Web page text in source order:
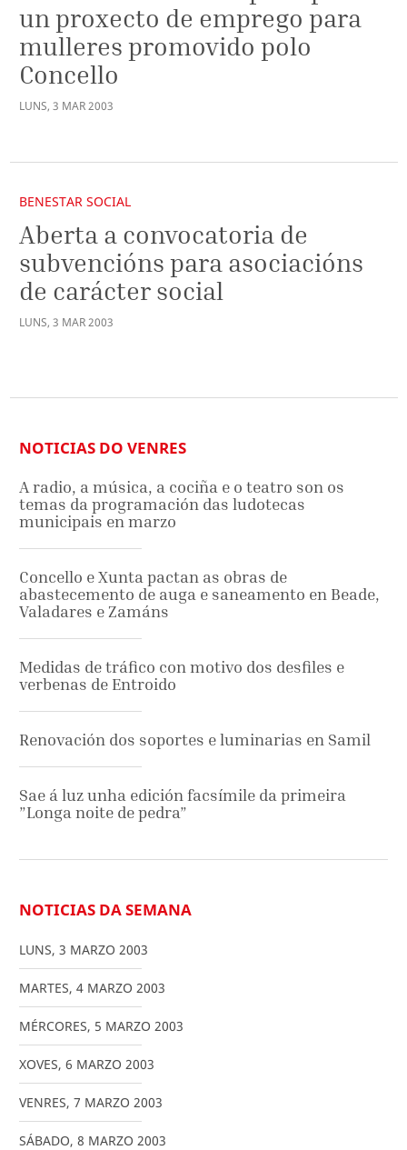
un proxecto de emprego para
mulleres promovido polo
Concello
LUNS, 3 MAR2003
BENESTAR SOCIAL
Aberta a convocatoria de
subvencións para asociacións
de carácter social
LUNS, 3 MAR2003
NOTICIAS DO VENRES
A radio, a música, a cociña e o teatro son os
temas da programación das ludotecas
municipais en marzo
Concello e Xunta pactan as obras de
abastecemento de auga e saneamento en Beade,
Valadares e Zamáns
Medidas de tráfico con motivo dos desfiles e
verbenas de Entroido
Renovación dos soportes e luminarias en Samil
Sae á luz unha edición facsímile da primeira
”Longa noite de pedra”
NOTICIAS DA SEMANA
LUNS, 3 MARZO 2003
MARTES, 4 MARZO 2003
MÉRCORES, 5 MARZO 2003
XOVES, 6 MARZO 2003
VENRES, 7 MARZO 2003
SÁBADO, 8 MARZO 2003